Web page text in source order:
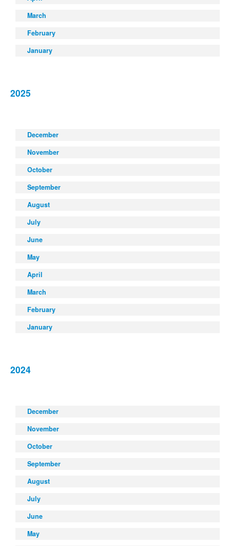
March
February
January
2025
December
November
October
September
August
July
June
May
April
March
February
January
2024
December
November
October
September
August
July
June
May